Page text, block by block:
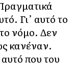
Γι’ αυτό το
νόμο. Δεν
κανέναν.
που του